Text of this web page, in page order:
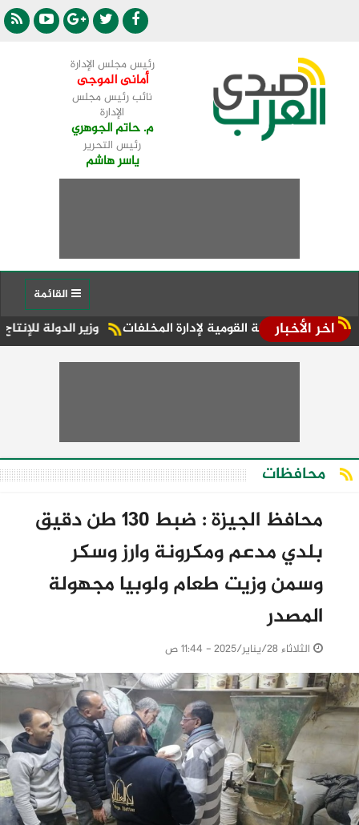
رئيس مجلس الإدارة
أمانى الموجى
نائب رئيس مجلس
الإدارة
م. حاتم الجوهري
رئيس التحرير
ياسر هاشم
اخر الأخبار وزير الدولة للإنتاج الحربي: القومية لإدارة المخلفات
محافظات
محافظ الجيزة : ضبط ١٣٠ طن دقيق
بلدي مدعم ومكرونة وارز وسكر
وسمن وزيت طعام ولوبيا مجهولة
المصدر
الثلاثاء 28/يناير/2025 - 11:44 ص